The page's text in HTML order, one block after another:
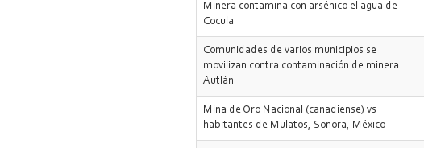
Minera contamina con arsénico el agua de
Cocula
Comunidades de varios municipios se
movilizan contra contaminación de minera
Autlán
Mina de Oro Nacional (canadiense) vs
habitantes de Mulatos, Sonora, México